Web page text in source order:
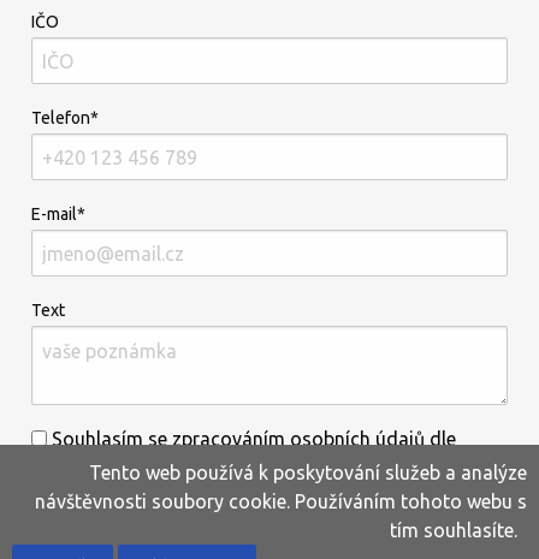
IČO
Telefon*
E-mail*
Text
Souhlasím se zpracováním osobních údajů dle
informací uvedenýchzde.*
Tento web používá k poskytování služeb a analýze
návštěvnosti soubory cookie. Používáním tohoto webu s
tím souhlasíte.